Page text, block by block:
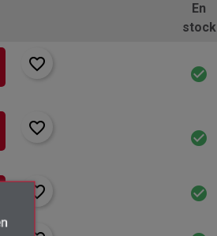
En
stock
favorite_border
check_circle
favorite_border
check_circle
favorite_border check_circle